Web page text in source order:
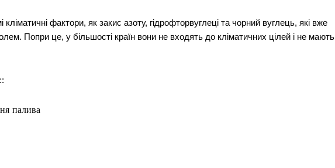
кліматичні фактори, як закис азоту, гідрофторвуглеці та чорний вуглець, які вже
Попри це, у більшості країн вони не входять до кліматичних цілей і не мають
палива